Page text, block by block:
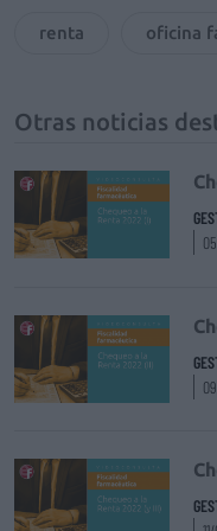
renta oficina
Otras noticias